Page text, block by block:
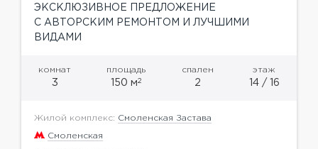
ЭКСКЛЮЗИВНОЕ ПРЕДЛОЖЕНИЕ
С АВТОРСКИМ РЕМОНТОМ И ЛУЧШИМИ
ВИДАМИ
комнат
3
площадь
150 м2
спален
2
этаж
14 / 16
Жилой комплекс: Смоленская Застава
Смоленская